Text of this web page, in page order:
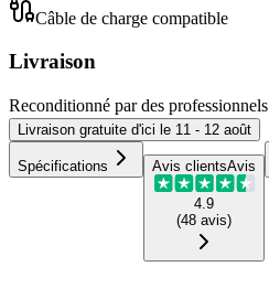
Câble de charge compatible
Livraison
Reconditionné par des professionnels
Livraison gratuite d'ici le 11 - 12 août
Spécifications Avis clientsAvis
4.9
(48 avis)